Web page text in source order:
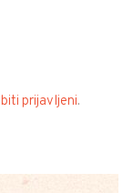
biti prijavljeni.